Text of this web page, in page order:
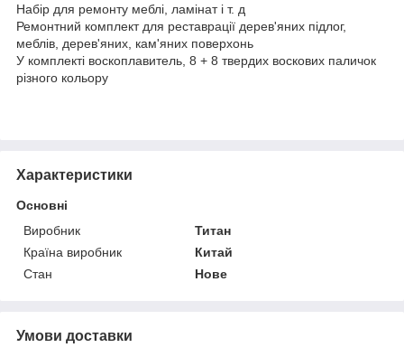
Набір для ремонту меблі, ламінат і т. д
Ремонтний комплект для реставрації дерев'яних підлог,
меблів, дерев'яних, кам'яних поверхонь
У комплекті воскоплавитель, 8 + 8 твердих воскових паличок
різного кольору
Характеристики
Основні
Виробник
Титан
Країна виробник
Китай
Стан
Нове
Умови доставки